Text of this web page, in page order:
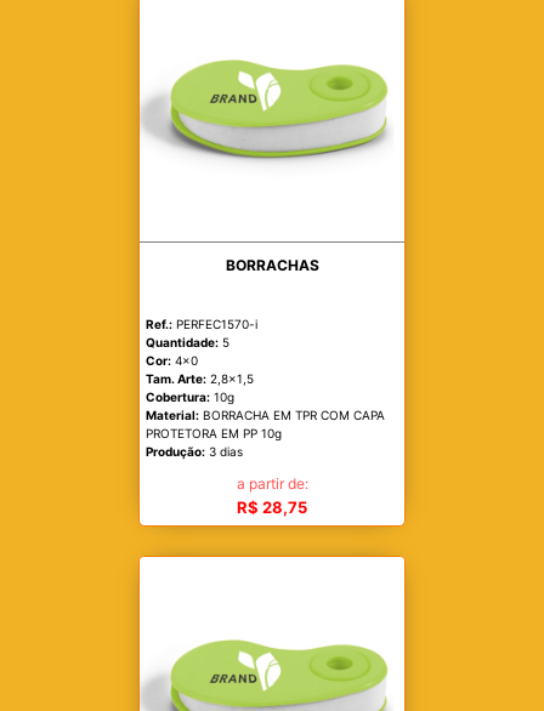
BORRACHAS
Ref.: PERFEC1570-i
Quantidade: 5
Cor: 4x0
Tam. Arte: 2,8x1,5
Cobertura: 10g
Material: BORRACHA EM TPR COM CAPA
PROTETORA EM PP 10g
Produção: 3 dias
a partir de:
R$ 28,75